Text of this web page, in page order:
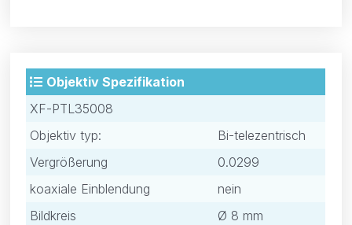
Objektiv Spezifikation
XF-PTL35008
Objektiv typ:
Bi-telezentrisch
Vergrößerung
0.0299
koaxiale Einblendung
nein
Bildkreis
Ø 8 mm